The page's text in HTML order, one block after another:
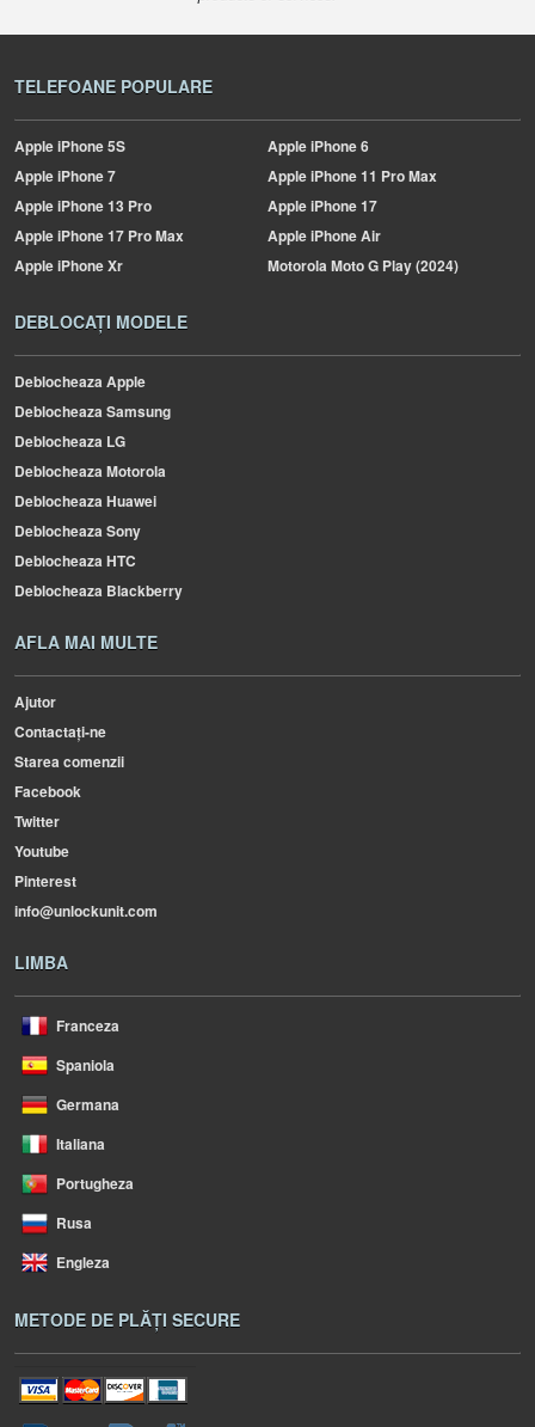
TELEFOANE POPULARE
AppleiPhone 5S AppleiPhone 6
AppleiPhone 7 AppleiPhone 11 Pro Max
AppleiPhone 13 Pro AppleiPhone 17
AppleiPhone 17 Pro Max AppleiPhone Air
AppleiPhone Xr MotorolaMoto G Play (2024)
DEBLOCAȚI MODELE
Deblocheaza Apple
Deblocheaza Samsung
Deblocheaza LG
Deblocheaza Motorola
Deblocheaza Huawei
Deblocheaza Sony
Deblocheaza HTC
Deblocheaza Blackberry
AFLA MAI MULTE
Ajutor
Contactați-ne
Starea comenzii
Facebook
Twitter
Youtube
Pinterest
info@unlockunit.com
LIMBA
Franceza
Spaniola
Germana
Italiana
Portugheza
Rusa
Engleza
METODE DE PLĂȚI SECURE